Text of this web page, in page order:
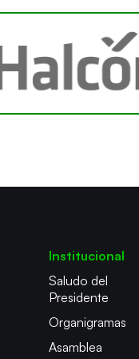
Institucional
Saludo del
Presidente
Organigramas
Asamblea